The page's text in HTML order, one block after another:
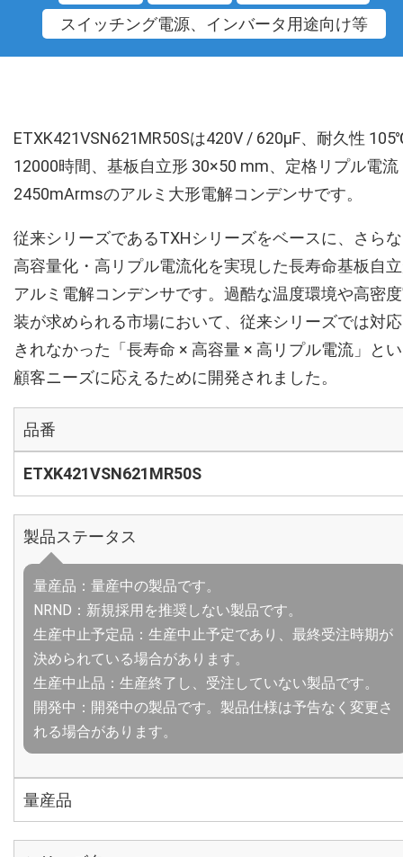
スイッチング電源、インバータ用途向け等
ETXK421VSN621MR50Sは420V / 620µF、耐久性
12000時間、基板自立形 30×50 mm、定格リプル電流
2450mArmsのアルミ大形電解コンデンサです。
従来シリーズであるTXHシリーズをベースに、さら
高容量化・高リプル電流化を実現した長寿命基板自
アルミ電解コンデンサです。過酷な温度環境や高密
装が求められる市場において、従来シリーズでは対
きれなかった「長寿命 × 高容量 × 高リプル電流」と
顧客ニーズに応えるために開発されました。
品番
ETXK421VSN621MR50S
製品ステータス
量産品：量産中の製品です。
NRND：新規採用を推奨しない製品です。
生産中止予定品：生産中止予定であり、最終受注時期が
決められている場合があります。
生産中止品：生産終了し、受注していない製品です。
開発中：開発中の製品です。製品仕様は予告なく変更さ
れる場合があります。
量産品